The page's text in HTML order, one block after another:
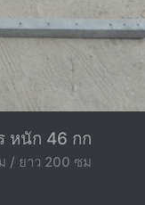
หนัก 46 กก
/ ยาว 200 ซม